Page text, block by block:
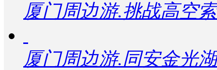
厦门周边游.挑战高空
厦门周边游.同安金光